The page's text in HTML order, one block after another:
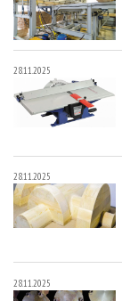
28.11.2025
28.11.2025
28.11.2025